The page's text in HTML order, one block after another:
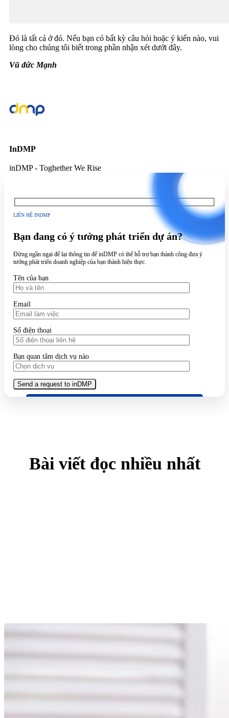
Đó là tất cả ở đó. Nếu bạn có bất kỳ câu hỏi hoặc ý kiến ​​nào, vui
lòng cho chúng tôi biết trong phần nhận xét dưới đây.
Vũ đức Mạnh
InDMP
inDMP - Toghether We Rise
LIÊN HỆ INDMP
Bạn đang có ý tưởng phát triển dự án?
Đừng ngần ngại để lại thông tin để inDMP có thể hỗ trợ bạn thành công đưa ý
tưởng phát triển doanh nghiệp của bạn thành hiện thực.
Tên của bạn
Email
Số điện thoại
Bạn quan tâm dịch vụ nào
Bài viết đọc nhiều nhất